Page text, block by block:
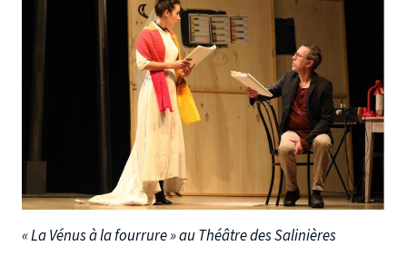
« La Vénus à la fourrure » au Théâtre des Salinières